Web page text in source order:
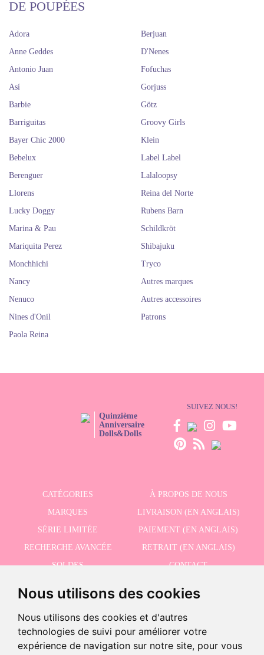
Nous utilisons des cookies
Nous utilisons des cookies et d'autres
technologies de suivi pour améliorer votre
expérience de navigation sur notre site, pour vous
DE POUPÉES
Adora
Anne Geddes
Antonio Juan
Así
Barbie
Barriguitas
Bayer Chic 2000
Bebelux
Berenguer
Berjuan
D'Nenes
Fofuchas
Gorjuss
Götz
Groovy Girls
Klein
Label Label
Lalaloopsy
Llorens
Lucky Doggy
Marina & Pau
Mariquita Perez
Monchhichi
Nancy
Nenuco
Nines d'Onil
Paola Reina
Reina del Norte
Rubens Barn
Schildkröt
Shibajuku
Tryco
Autres marques
Autres accessoires
Patrons
Quinzième
Anniversaire
Dolls&Dolls
SUIVEZ NOUS!
CATÉGORIES
À PROPOS DE NOUS
MARQUES
LIVRAISON (EN ANGLAIS)
SÉRIE LIMITÉE
PAIEMENT (EN ANGLAIS)
RECHERCHE AVANCÉE
RETRAIT (EN ANGLAIS)
SOLDES
CONTACT